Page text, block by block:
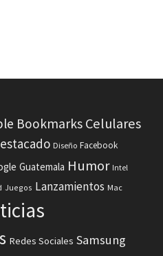
Bookmarks Celulares
Diseño Facebook
Guatemala Humor Intel
Juegos Lanzamientos Mac
Redes Sociales Samsung